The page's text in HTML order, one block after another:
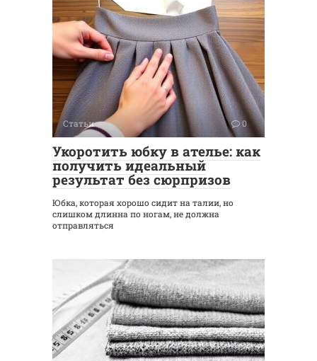
Статьи 0
Укоротить юбку в ателье: как
получить идеальный
результат без сюрпризов
Юбка, которая хорошо сидит на талии, но
слишком длинна по ногам, не должна
отправляться